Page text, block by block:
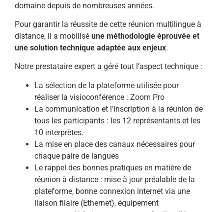
domaine depuis de nombreuses années.
Pour garantir la réussite de cette réunion multilingue à
distance, il a mobilisé une méthodologie éprouvée et
une solution technique adaptée aux enjeux.
Notre prestataire expert a géré tout l’aspect technique :
La sélection de la plateforme utilisée pour
réaliser la visioconférence : Zoom Pro
La communication et l’inscription à la réunion de
tous les participants : les 12 représentants et les
10 interprètes.
La mise en place des canaux nécessaires pour
chaque paire de langues
Le rappel des bonnes pratiques en matière de
réunion à distance : mise à jour préalable de la
plateforme, bonne connexion internet via une
liaison filaire (Ethernet), équipement